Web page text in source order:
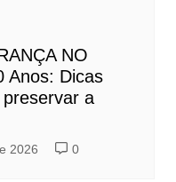
NO
Anos: Dicas
a
2026 0